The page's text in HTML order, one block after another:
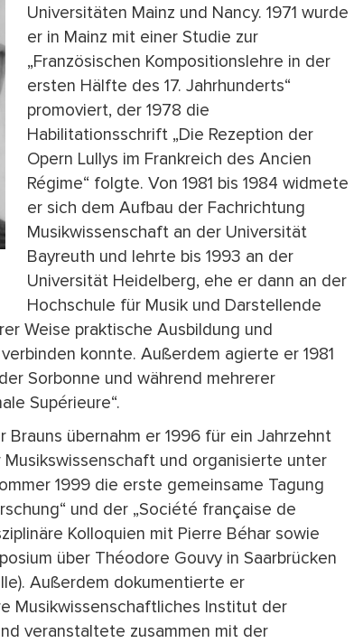
Universitäten Mainz und Nancy. 1971 wurde
er in Mainz mit einer Studie zur
„Französischen Kompositionslehre in der
ersten Hälfte des 17. Jahrhunderts“
promoviert, der 1978 die
Habilitationsschrift „Die Rezeption der
Opern Lullys im Frankreich des Ancien
Régime“ folgte. Von 1981 bis 1984 widmete
er sich dem Aufbau der Fachrichtung
Musikwissenschaft an der Universität
Bayreuth und lehrte bis 1993 an der
Universität Heidelberg, ehe er dann an der
Hochschule für Musik und Darstellende
Weise praktische Ausbildung und
konnte. Außerdem agierte er 1981
Sorbonne und während mehrerer
Supérieure“.
Brauns übernahm er 1996 für ein Jahrzehnt
und organisierte unter
1999 die erste gemeinsame Tagung
und der „Société française de
Kolloquien mit Pierre Béhar sowie
über Théodore Gouvy in Saarbrücken
Außerdem dokumentierte er
Musikwissenschaftliches Institut der
veranstaltete zusammen mit der